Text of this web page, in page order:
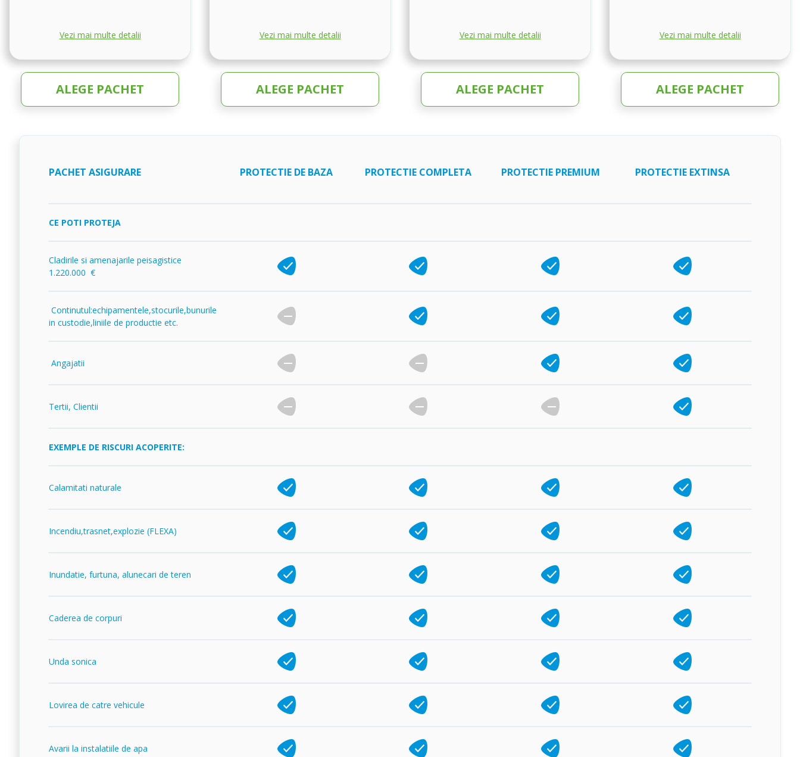
Vezi mai multe detalii
ALEGE PACHET
Vezi mai multe detalii
ALEGE PACHET
Vezi mai multe detalii
ALEGE PACHET
Vezi mai multe detalii
ALEGE PACHET
PACHET ASIGURARE PROTECTIE DE BAZA PROTECTIE COMPLETA PROTECTIE PREMIUM PROTECTIE EXTINSA
CE POTI PROTEJA
Cladirile si amenajarile peisagistice
1.220.000 €
Continutul:echipamentele,stocurile,bunurile
in custodie,liniile de productie etc.
Angajatii
Tertii, Clientii
EXEMPLE DE RISCURI ACOPERITE:
Calamitati naturale
Incendiu,trasnet,explozie (FLEXA)
Inundatie, furtuna, alunecari de teren
Caderea de corpuri
Unda sonica
Lovirea de catre vehicule
Avarii la instalatiile de apa